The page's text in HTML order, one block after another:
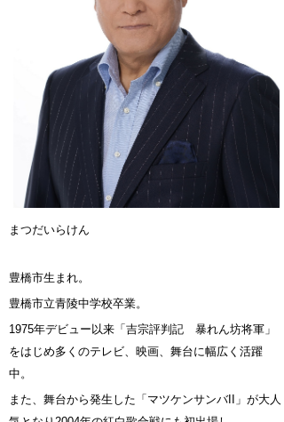
まつだいらけん
豊橋市生まれ。
豊橋市立青陵中学校卒業。
1975年デビュー以来「吉宗評判記 暴れん坊将軍」
をはじめ多くのテレビ、映画、舞台に幅広く活躍
中。
また、舞台から発生した「マツケンサンバII」が大人